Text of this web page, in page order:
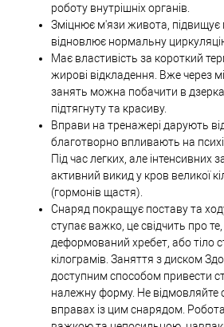
роботу внутрішніх органів.
Зміцнює м'язи живота, підвищує
відновлює нормальну циркуляцію
Має властивість за короткий
жирові відкладення. Вже через
занять можна побачити в
підтягнуту та красиву.
Вправи на тренажері дарують
благотворно впливають на
Під час легких, але інтенсивних
активний викид у кров великої
(гормонів щастя).
Снаряд покращує поставу та
ступає важко, це свідчить про
деформований хребет, або тіло
кілограмів. Заняття з диском
доступним способом привести
належну форму. Не відмовляйте
вправах із цим снарядом.